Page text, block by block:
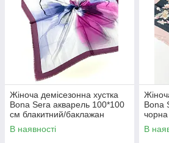
Жіноча демісезонна хустка
Bona Sera акварель 100*100
см блакитний/баклажан
В наявності
Bona
чорна
В